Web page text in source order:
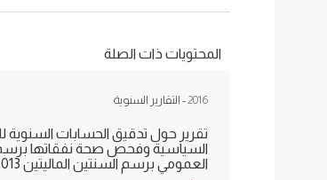
المحتويات ذات الصلة
2016- التقارير السنوية
تقرير حول تدقيق الحسابات السنوية
السياسية وفحص صحة نفقاتها
العمومي برسم السنتين الماليتين 2013 و 2014